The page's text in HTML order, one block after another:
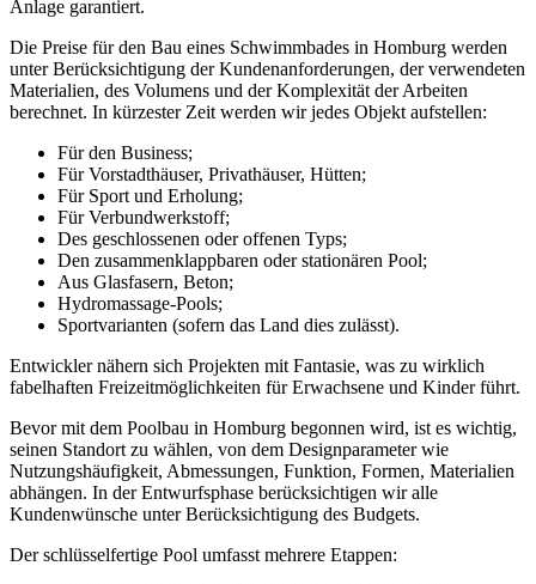
Anlage garantiert.
Die Preise für den Bau eines Schwimmbades in Homburg werden
unter Berücksichtigung der Kundenanforderungen, der verwendeten
Materialien, des Volumens und der Komplexität der Arbeiten
berechnet. In kürzester Zeit werden wir jedes Objekt aufstellen:
Für den Business;
Für Vorstadthäuser, Privathäuser, Hütten;
Für Sport und Erholung;
Für Verbundwerkstoff;
Des geschlossenen oder offenen Typs;
Den zusammenklappbaren oder stationären Pool;
Aus Glasfasern, Beton;
Hydromassage-Pools;
Sportvarianten (sofern das Land dies zulässt).
Entwickler nähern sich Projekten mit Fantasie, was zu wirklich
fabelhaften Freizeitmöglichkeiten für Erwachsene und Kinder führt.
Bevor mit dem Poolbau in Homburg begonnen wird, ist es wichtig,
seinen Standort zu wählen, von dem Designparameter wie
Nutzungshäufigkeit, Abmessungen, Funktion, Formen, Materialien
abhängen. In der Entwurfsphase berücksichtigen wir alle
Kundenwünsche unter Berücksichtigung des Budgets.
Der schlüsselfertige Pool umfasst mehrere Etappen: